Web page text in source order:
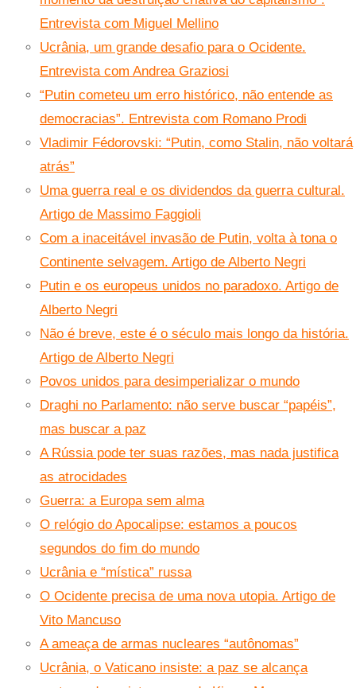
Entrevista com Miguel Mellino
Ucrânia, um grande desafio para o Ocidente.
Entrevista com Andrea Graziosi
“Putin cometeu um erro histórico, não entende as
democracias”. Entrevista com Romano Prodi
Vladimir Fédorovski: “Putin, como Stalin, não voltará
atrás”
Uma guerra real e os dividendos da guerra cultural.
Artigo de Massimo Faggioli
Com a inaceitável invasão de Putin, volta à tona o
Continente selvagem. Artigo de Alberto Negri
Putin e os europeus unidos no paradoxo. Artigo de
Alberto Negri
Não é breve, este é o século mais longo da história.
Artigo de Alberto Negri
Povos unidos para desimperializar o mundo
Draghi no Parlamento: não serve buscar “papéis”,
mas buscar a paz
A Rússia pode ter suas razões, mas nada justifica
as atrocidades
Guerra: a Europa sem alma
O relógio do Apocalipse: estamos a poucos
segundos do fim do mundo
Ucrânia e “mística” russa
O Ocidente precisa de uma nova utopia. Artigo de
Vito Mancuso
A ameaça de armas nucleares “autônomas”
Ucrânia, o Vaticano insiste: a paz se alcança